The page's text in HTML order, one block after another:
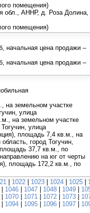
помещения)
обл., АННР, д. Роза Долина,
помещения)
начальная цена продажи –
начальная цена продажи –
на земельном участке
улица
на земельном участке
улица
площадь 7,4 кв.м., на
город Тогучин,
37,7 кв.м., по
на юг от черты
площадь 172,2 кв.м., по
| 1022 | 1023 | 1024 | 1025 |
| 1046 | 1047 | 1048 | 1049 |
| 1070 | 1071 | 1072 | 1073 |
| 1094 | 1095 | 1096 | 1097 |